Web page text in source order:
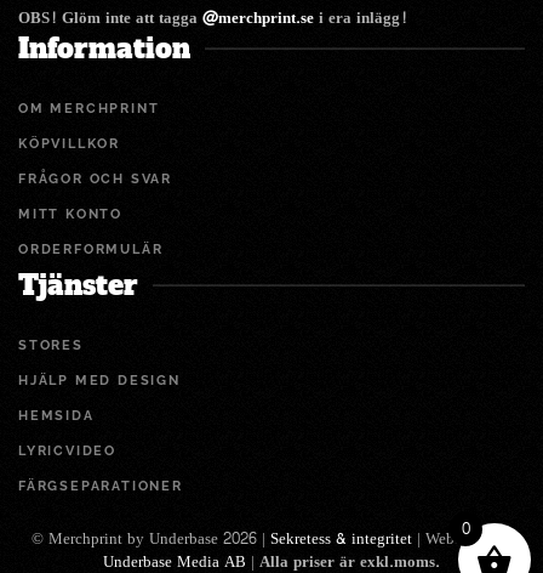
OBS! Glöm inte att tagga@merchprint.sei era inlägg!
Information
OM MERCHPRINT
KÖPVILLKOR
FRÅGOR OCH SVAR
MITT KONTO
ORDERFORMULÄR
Tjänster
STORES
HJÄLP MED DESIGN
HEMSIDA
LYRICVIDEO
FÄRGSEPARATIONER
© Merchprint by Underbase 2026 | Sekretess & integritet | Webbdesign:
Underbase Media AB | Alla priser är exkl.moms.
0